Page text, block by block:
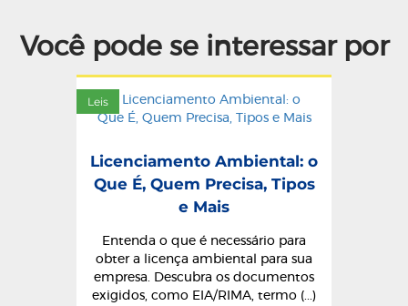
Você pode se interessar por
Leis
Licenciamento Ambiental: o
Que É, Quem Precisa, Tipos
e Mais
Entenda o que é necessário para
obter a licença ambiental para sua
empresa. Descubra os documentos
exigidos, como EIA/RIMA, termo (...)